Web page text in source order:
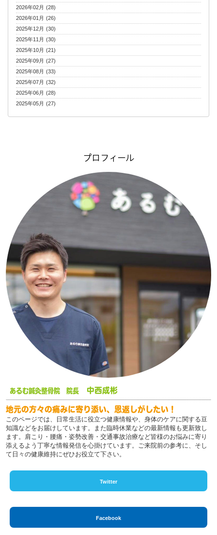
2026年02月 (28)
2026年01月 (26)
2025年12月 (30)
2025年11月 (30)
2025年10月 (21)
2025年09月 (27)
2025年08月 (33)
2025年07月 (32)
2025年06月 (28)
2025年05月 (27)
プロフィール
あるむ鍼灸整骨院 院長
中西成彬
地元の方々の痛みに寄り添い、恩返しがしたい！
このページでは、日常生活に役立つ健康情報や、身体のケアに関する豆
知識などをお届けしています。また臨時休業などの最新情報も更新致し
ます。肩こり・腰痛・姿勢改善・交通事故治療など皆様のお悩みに寄り
添えるよう丁寧な情報発信を心掛けています。ご来院前の参考に、そし
て日々の健康維持にぜひお役立て下さい。
Twitter
Facebook